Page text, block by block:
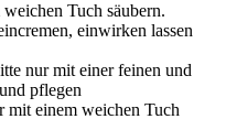
Tuch säubern.
einwirken lassen
nur mit einer feinen und
pflegen
mit einem weichen Tuch